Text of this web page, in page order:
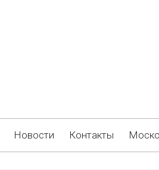
Новости Контакты